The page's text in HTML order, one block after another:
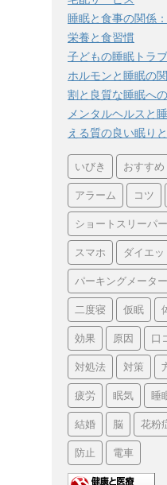
睡眠と食事の関係
栄養と食習慣
子どもの睡眠トラ
ホルモンと睡眠の
割と良質な睡眠へ
メンタルヘルスと
える質の良い眠り
いびき おすすめ
アラーム コツ
ショートスリーパー
スマホ ダイエッ
パーキングメーター
二度寝 仮眠
効果 原因 口
対処法 対策
疲労 眠気 睡
結婚 脳 花粉
防止 電車